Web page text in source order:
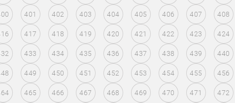
401 402 403 404 405 406 407 408
417 418 419 420 421 422 423 424
433 434 435 436 437 438 439 440
449 450 451 452 453 454 455 456
465 466 467 468 469 470 471 472